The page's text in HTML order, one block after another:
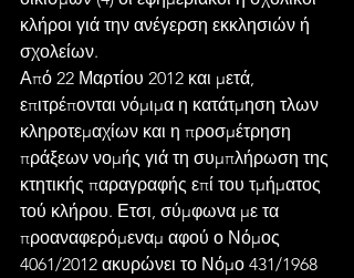
κλήροι γιά την ανέγερση εκκλησιών ή
σχολείων.
Από 22 Μαρτίου 2012 και μετά,
επιτρέπονται νόμιμα η κατάτμηση τλων
κληροτεμαχίων και η προσμέτρηση
πράξεων νομής γιά τη συμπλήρωση της
κτητικής παραγραφής επί του τμήματος
τού κλήρου. Ετσι, σύμφωνα με τα
προαναφερόμεναμ αφού ο Νόμος
4061/2012 ακυρώνει το Νόμο 431/1968